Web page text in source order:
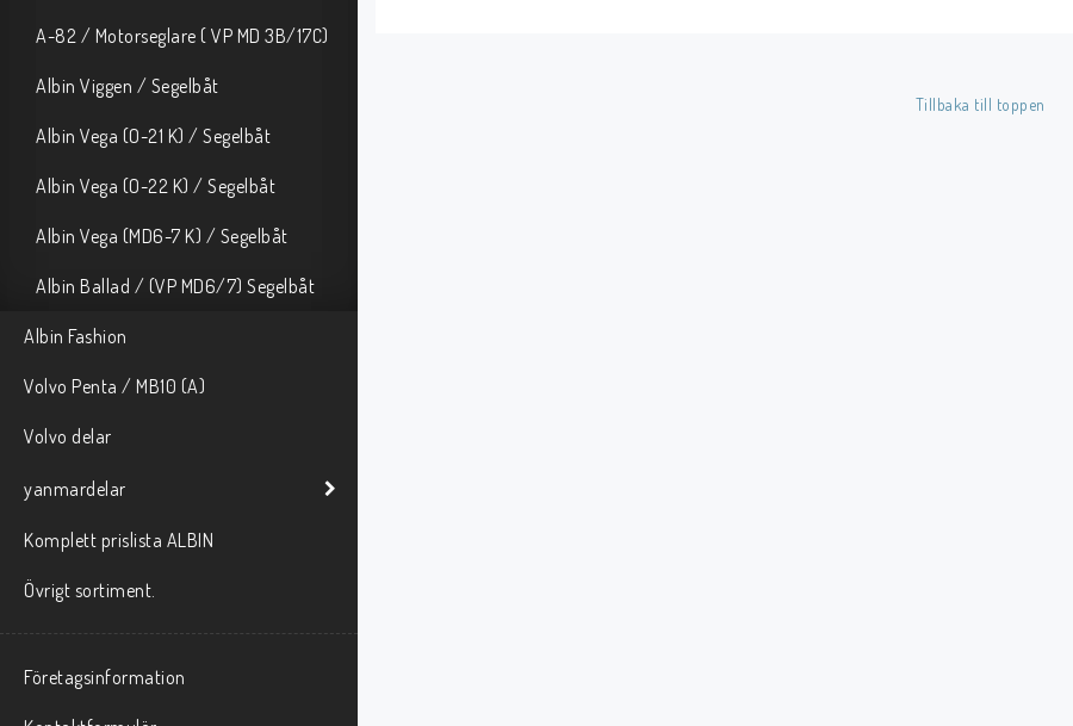
A-82 / Motorseglare ( VP MD 3B/17C)
Albin Viggen / Segelbåt
Albin Vega (O-21 K) / Segelbåt
Albin Vega (O-22 K) / Segelbåt
Albin Vega (MD6-7 K) / Segelbåt
Albin Ballad / (VP MD6/7) Segelbåt
Albin Fashion
Volvo Penta / MB10 (A)
Volvo delar
yanmardelar
Komplett prislista ALBIN
Övrigt sortiment.
Företagsinformation
Tillbaka till toppen